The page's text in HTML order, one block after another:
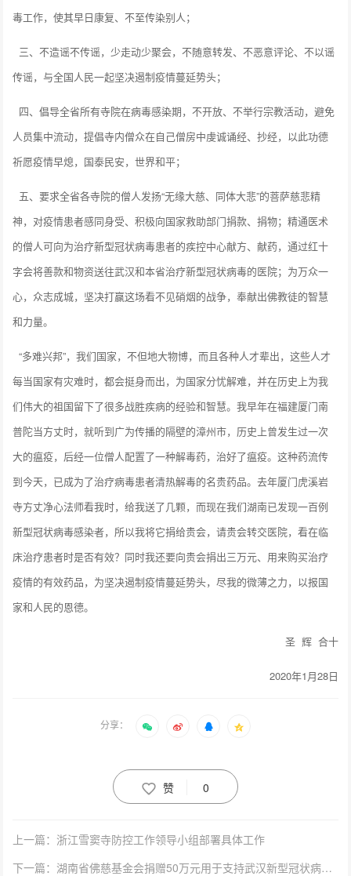
毒工作，使其早日康复、不至传染别人；
三、不造谣不传谣，少走动少聚会，不随意转发、不恶意评论、不以谣
传谣，与全国人民一起坚决遏制疫情蔓延势头；
四、倡导全省所有寺院在病毒感染期，不开放、不举行宗教活动，避免
人员集中流动，提倡寺内僧众在自己僧房中虔诚诵经、抄经，以此功德
祈愿疫情早熄，国泰民安，世界和平；
五、要求全省各寺院的僧人发扬“无缘大慈、同体大悲”的菩萨慈悲精
神，对疫情患者感同身受、积极向国家救助部门捐款、捐物；精通医术
的僧人可向为治疗新型冠状病毒患者的疾控中心献方、献药，通过红十
字会将善款和物资送往武汉和本省治疗新型冠状病毒的医院；为万众一
心，众志成城，坚决打赢这场看不见硝烟的战争，奉献出佛教徒的智慧
和力量。
“多难兴邦”，我们国家，不但地大物博，而且各种人才辈出，这些人才
每当国家有灾难时，都会挺身而出，为国家分忧解难，并在历史上为我
们伟大的祖国留下了很多战胜疾病的经验和智慧。我早年在福建厦门南
普陀当方丈时，就听到广为传播的隔壁的漳州市，历史上曾发生过一次
大的瘟疫，后经一位僧人配置了一种解毒药，治好了瘟疫。这种药流传
到今天，已成为了治疗病毒患者清热解毒的名贵药品。去年厦门虎溪岩
寺方丈净心法师看我时，给我送了几颗，而现在我们湖南已发现一百例
新型冠状病毒感染者，所以我将它捐给贵会，请贵会转交医院，看在临
床治疗患者时是否有效？同时我还要向贵会捐出三万元、用来购买治疗
疫情的有效药品，为坚决遏制疫情蔓延势头，尽我的微薄之力，以报国
家和人民的恩德。
圣 辉 合十
2020年1月28日
分享：
赞 0
上一篇：浙江雪窦寺防控工作领导小组部署具体工作
下一篇：湖南省佛慈基金会捐赠50万元用于支持武汉新型冠状病毒感染的肺炎防控工作